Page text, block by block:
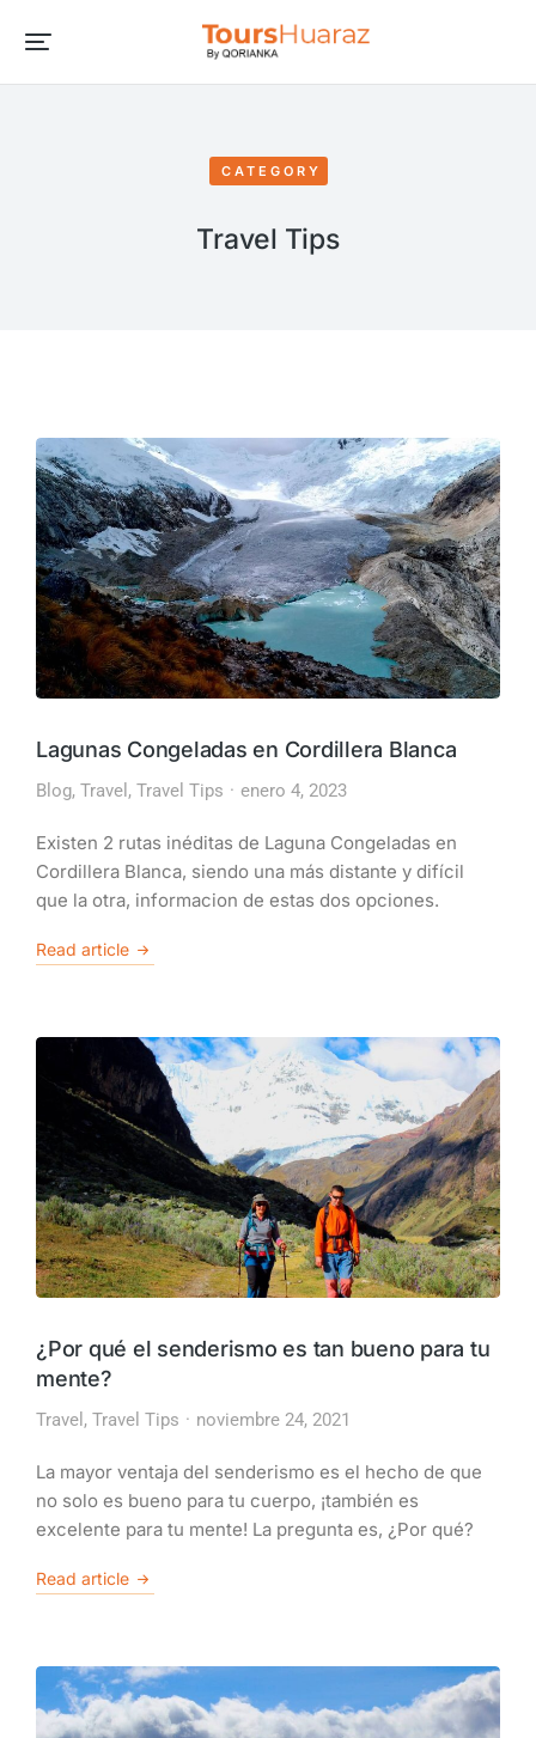
CATEGORY
Travel Tips
Lagunas Congeladas en Cordillera Blanca
Blog, Travel , Travel Tips enero 4, 2023
Existen 2 rutas inéditas de Laguna Congeladas en
Cordillera Blanca, siendo una más distante y difícil
que la otra, informacion de estas dos opciones.
Read article
¿Por qué el senderismo es tan bueno para tu
mente?
Travel , Travel Tips noviembre 24, 2021
La mayor ventaja del senderismo es el hecho de que
no solo es bueno para tu cuerpo, ¡también es
excelente para tu mente! La pregunta es, ¿Por qué?
Read article